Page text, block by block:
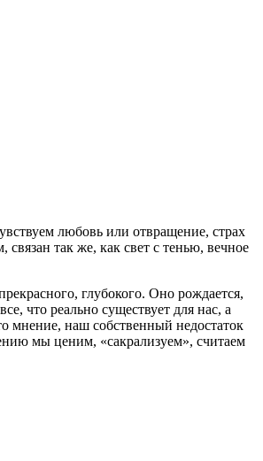
любовь или отвращение, страх
так же, как свет с тенью, вечное
глубокого. Оно рождается,
что реально существует для нас, а
мнение, наш собственный недостаток
мы ценим, «сакрализуем», считаем